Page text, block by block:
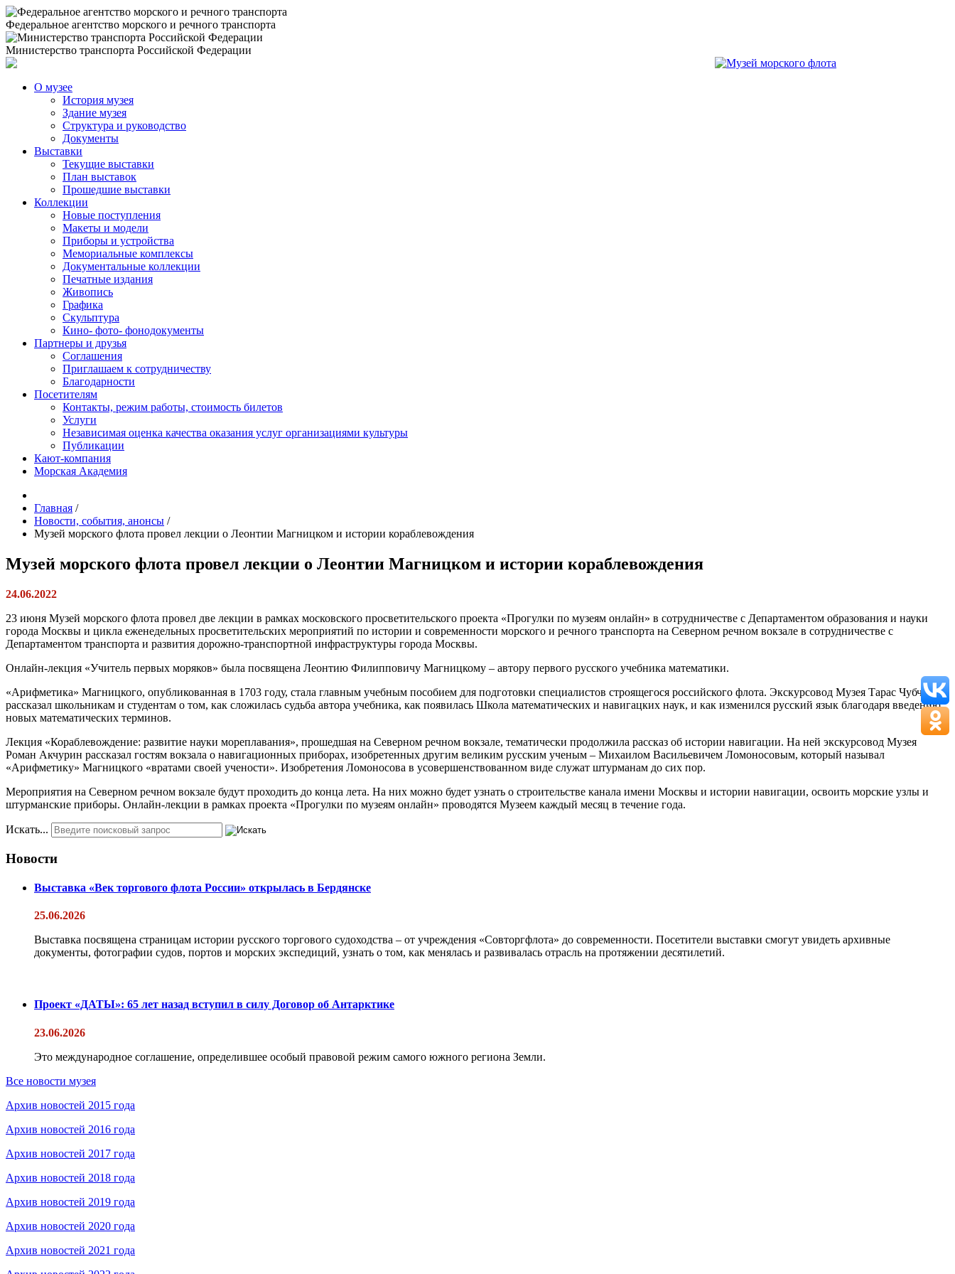
Федеральное агентство морского и речного транспорта
Министерство транспорта Российской Федерации
О музее
История музея
Здание музея
Структура и руководство
Документы
Выставки
Текущие выставки
План выставок
Прошедшие выставки
Коллекции
Новые поступления
Макеты и модели
Приборы и устройства
Мемориальные комплексы
Документальные коллекции
Печатные издания
Живопись
Графика
Скульптура
Кино- фото- фонодокументы
Партнеры и друзья
Соглашения
Приглашаем к сотрудничеству
Благодарности
Посетителям
Контакты, режим работы, стоимость билетов
Услуги
Независимая оценка качества оказания услуг организациями культуры
Публикации
Кают-компания
Морская Академия
Главная /
Новости, события, анонсы /
Музей морского флота провел лекции о Леонтии Магницком и истории кораблевождения
Музей морского флота провел лекции о Леонтии Магницком и истории кораблевождения
24.06.2022
23 июня Музей морского флота провел две лекции в рамках московского просветительского проекта «Прогулки по музеям онлайн» в сотрудничестве с Департаментом образования и науки
города Москвы и цикла еженедельных просветительских мероприятий по истории и современности морского и речного транспорта на Северном речном вокзале в сотрудничестве с
Департаментом транспорта и развития дорожно-транспортной инфраструктуры города Москвы.
Онлайн-лекция «Учитель первых моряков» была посвящена Леонтию Филипповичу Магницкому – автору первого русского учебника математики.
«Арифметика» Магницкого, опубликованная в 1703 году, стала главным учебным пособием для подготовки специалистов строящегося российского флота. Экскурсовод Музея Тарас Чубчик
рассказал школьникам и студентам о том, как сложилась судьба автора учебника, как появилась Школа математических и навигацких наук, и как изменился русский язык благодаря введению
новых математических терминов.
Лекция «Кораблевождение: развитие науки мореплавания», прошедшая на Северном речном вокзале, тематически продолжила рассказ об истории навигации. На ней экскурсовод Музея
Роман Акчурин рассказал гостям вокзала о навигационных приборах, изобретенных другим великим русским ученым – Михаилом Васильевичем Ломоносовым, который называл
«Арифметику» Магницкого «вратами своей учености». Изобретения Ломоносова в усовершенствованном виде служат штурманам до сих пор.
Мероприятия на Северном речном вокзале будут проходить до конца лета. На них можно будет узнать о строительстве канала имени Москвы и истории навигации, освоить морские узлы и
штурманские приборы. Онлайн-лекции в рамках проекта «Прогулки по музеям онлайн» проводятся Музеем каждый месяц в течение года.
Искать...
Новости
Выставка «Век торгового флота России» открылась в Бердянске
25.06.2026
Выставка посвящена страницам истории русского торгового судоходства – от учреждения «Совторгфлота» до современности. Посетители выставки смогут увидеть архивные
документы, фотографии судов, портов и морских экспедиций, узнать о том, как менялась и развивалась отрасль на протяжении десятилетий.
Проект «ДАТЫ»: 65 лет назад вступил в силу Договор об Антарктике
23.06.2026
Это международное соглашение, определившее особый правовой режим самого южного региона Земли.
Все новости музея
Архив новостей 2015 года
Архив новостей 2016 года
Архив новостей 2017 года
Архив новостей 2018 года
Архив новостей 2019 года
Архив новостей 2020 года
Архив новостей 2021 года